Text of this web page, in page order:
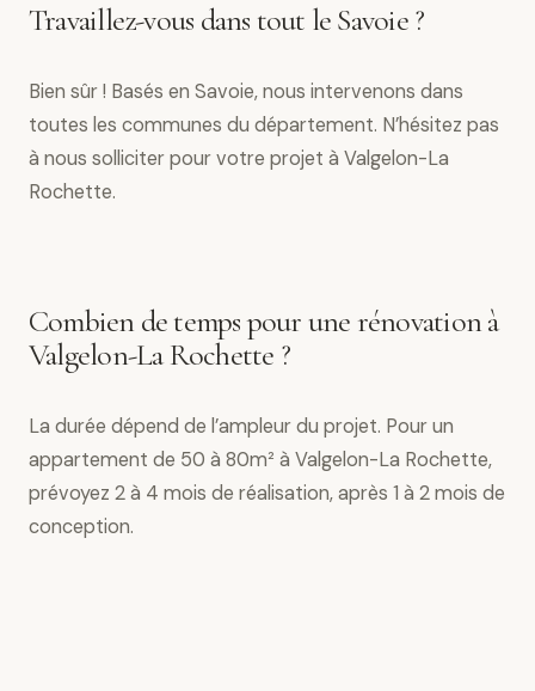
Travaillez-vous dans tout le Savoie ?
Bien sûr ! Basés en Savoie, nous intervenons dans
toutes les communes du département. N’hésitez pas
à nous solliciter pour votre projet à Valgelon-La
Rochette.
Combien de temps pour une rénovation à
Valgelon-La Rochette ?
La durée dépend de l’ampleur du projet. Pour un
appartement de 50 à 80m² à Valgelon-La Rochette,
prévoyez 2 à 4 mois de réalisation, après 1 à 2 mois de
conception.